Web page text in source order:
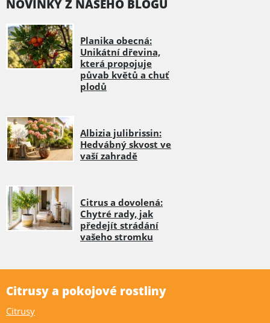
NOVINKY Z NAŠEHO BLOGU
Planika obecná:
Unikátní dřevina,
která propojuje
půvab květů a chuť
plodů
Albizia julibrissin:
Hedvábný skvost ve
vaší zahradě
Citrus a dovolená:
Chytré rady, jak
předejít strádání
vašeho stromku
Citrusy a pokojové rostliny
Citrusy